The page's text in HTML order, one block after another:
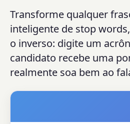
Transforme qualquer
inteligente de stop
o inverso: digite um
candidato recebe uma
realmente soa bem ao